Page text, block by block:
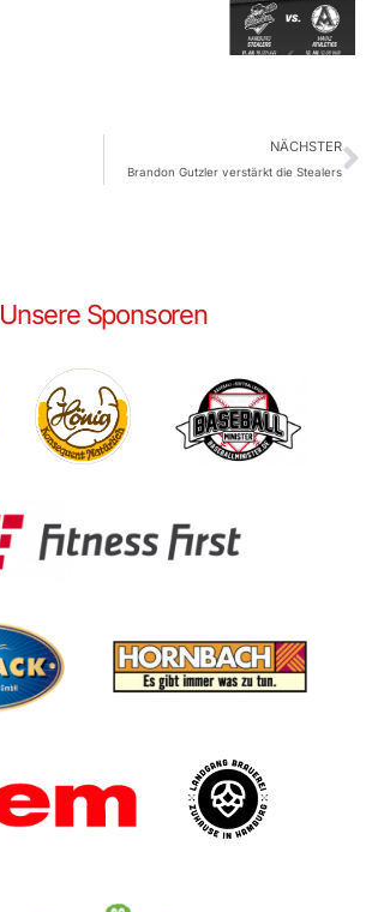
NÄCHSTER
Brandon Gutzler verstärkt die Stealers
Unsere Sponsoren